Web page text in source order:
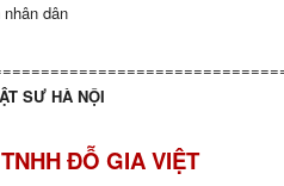
dân
SƯ HÀ NỘI
ĐỖ GIA VIỆT